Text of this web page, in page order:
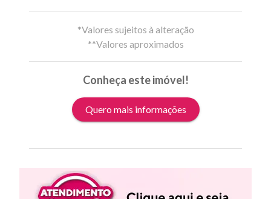
*Valores sujeitos à alteração
**Valores aproximados
Conheça este imóvel!
Quero mais informações